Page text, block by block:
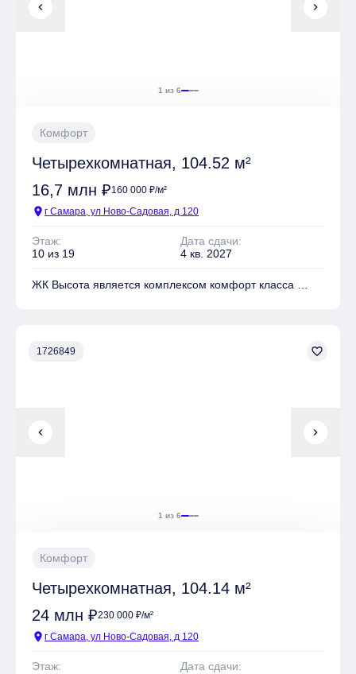
chevron_left chevron_right
1 из 6
Комфорт
Четырехкомнатная, 104.52 м²
16,7 млн ₽160 000 ₽/м²
location_on г Самара, ул Ново-Садовая, д 120
Этаж:
10 из 19
Дата сдачи:
4 кв. 2027
ЖК Высота является комплексом комфорт класса
chevron_left chevron_right
1 из 6
1726849 favorite_border
Комфорт
Четырехкомнатная, 104.14 м²
24 млн ₽230 000 ₽/м²
location_on г Самара, ул Ново-Садовая, д 120
Этаж:
Дата сдачи: